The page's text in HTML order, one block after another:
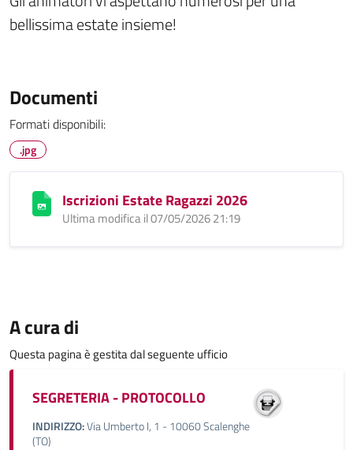
bellissima estate insieme!
Documenti
Formati disponibili:
.jpg
Iscrizioni Estate Ragazzi 2026
Ultima modifica il 07/05/2026 21:19
A cura di
Questa pagina è gestita dal seguente ufficio
SEGRETERIA - PROTOCOLLO
INDIRIZZO:Via Umberto I, 1 - 10060 Scalenghe
(TO)